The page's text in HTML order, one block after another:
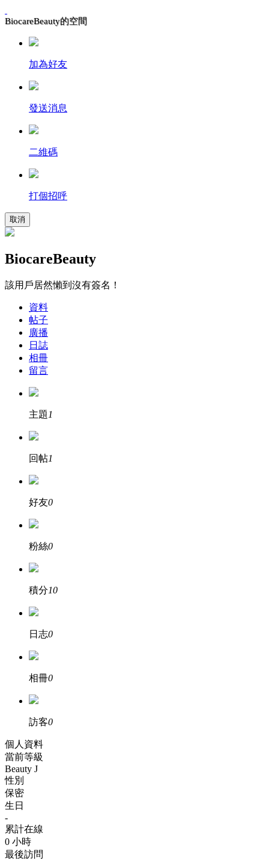
BiocareBeauty的空間
加為好友
發送消息
二維碼
打個招呼
取消
BiocareBeauty
該用戶居然懶到沒有簽名！
資料
帖子
廣播
日誌
相冊
留言
主題 1
回帖1
好友0
粉絲0
積分10
日志0
相冊0
訪客0
個人資料
當前等級
Beauty J
性別
保密
生日
-
累計在線
0 小時
最後訪問